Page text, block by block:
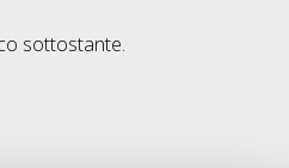
sottostante.